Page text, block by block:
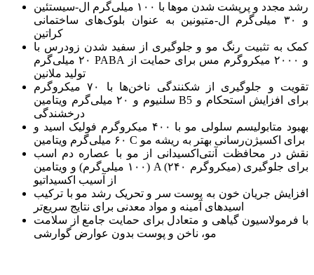
رشد مجدد و پرپشت شدن موها با ۱۰۰ میلی‌گرم ال-سیستئین
و ۳۰ میلی‌گرم ال-متیونین به عنوان بلوک‌های ساختمانی
کراتین
کمک به تثبیت رنگ مو و جلوگیری از سفید شدن زودرس با
۲۰ میلی‌گرم PABA و ۲۰۰۰ میکروگرم مس برای حمایت از
تولید ملانین
تقویت و جلوگیری از شکنندگی ناخن‌ها با ۷۰ میکروگرم
سلنیوم و ۲۰ میلی‌گرم ویتامین B5 برای افزایش استحکام و
درخشندگی
بهبود متابولیسم سلولی مو با ۴۰۰ میکروگرم فولیک اسید و
۶۰ میلی‌گرم ویتامین C برای اکسیژن‌رسانی بهتر به ریشه مو
نقش در محافظت آنتی‌اکسیدانی از مو با عصاره دم اسب
(۱۰۰ میلی‌گرم) و ویتامین A (۲۴۰ میکروگرم) برای جلوگیری
از آسیب اکسیداتیو
افزایش جریان خون به پوست سر و تحریک رشد مو با ترکیب
اسیدهای آمینه و مواد معدنی برای نتایج سریع‌تر
با فرمولاسیون گیاهی و متعادل برای حمایت جامع از سلامت
مو، ناخن و پوست بدون عوارض گوارشی